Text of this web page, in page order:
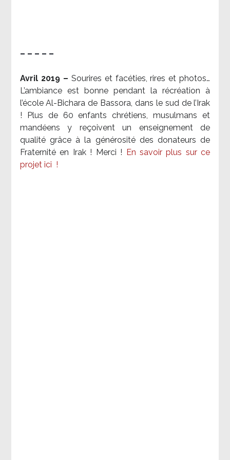
– – – – –
Avril 2019 – Sourires et facéties, rires et photos…
L’ambiance est bonne pendant la récréation à
l’école Al-Bichara de Bassora, dans le sud de l’Irak
! Plus de 60 enfants chrétiens, musulmans et
mandéens y reçoivent un enseignement de
qualité grâce à la générosité des donateurs de
Fraternité en Irak ! Merci !
En savoir plus sur ce
projet ici !